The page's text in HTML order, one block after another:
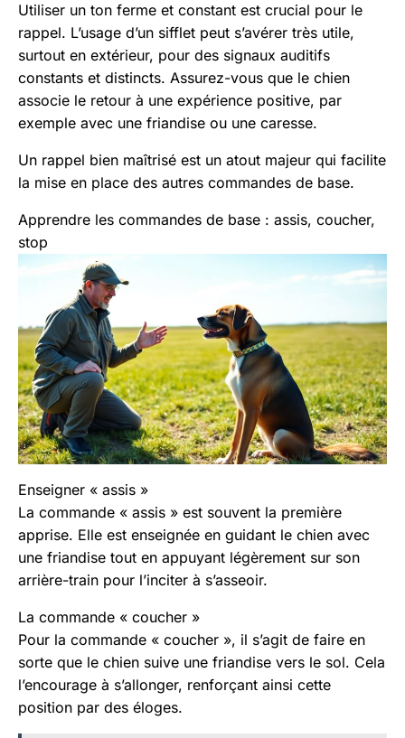
Utiliser un ton ferme et constant est crucial pour le
rappel. L’usage d’un sifflet peut s’avérer très utile,
surtout en extérieur, pour des signaux auditifs
constants et distincts. Assurez-vous que le chien
associe le retour à une expérience positive, par
exemple avec une friandise ou une caresse.
Un rappel bien maîtrisé est un atout majeur qui facilite
la mise en place des autres commandes de base.
Apprendre les commandes de base : assis, coucher,
stop
Enseigner « assis »
La commande « assis » est souvent la première
apprise. Elle est enseignée en guidant le chien avec
une friandise tout en appuyant légèrement sur son
arrière-train pour l’inciter à s’asseoir.
La commande « coucher »
Pour la commande « coucher », il s’agit de faire en
sorte que le chien suive une friandise vers le sol. Cela
l’encourage à s’allonger, renforçant ainsi cette
position par des éloges.